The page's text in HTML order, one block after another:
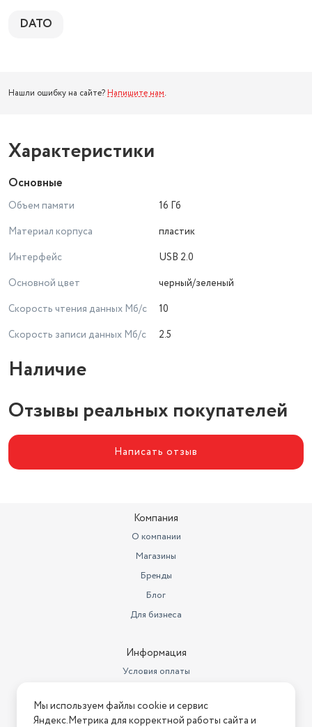
DATO
Нашли ошибку на сайте? Напишите нам.
Характеристики
Основные
Объем памяти
16 Гб
Материал корпуса
пластик
Интерфейс
USB 2.0
Основной цвет
черный/зеленый
Скорость чтения данных Мб/с
10
Скорость записи данных Мб/с
2.5
Наличие
Отзывы реальных покупателей
Написать отзыв
Компания
О компании
Магазины
Бренды
Блог
Для бизнеса
Информация
Условия оплаты
Условия возврата
Мы используем файлы cookie и сервис
Яндекс.Метрика для корректной работы сайта и